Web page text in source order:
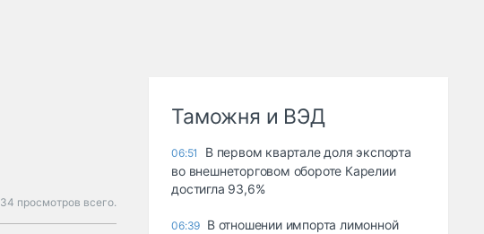
34 просмотров всего.
Таможня и ВЭД
06:51
В первом квартале доля экспорта
во внешнеторговом обороте Карелии
достигла 93,6%
06:39 В отношении импорта лимонной